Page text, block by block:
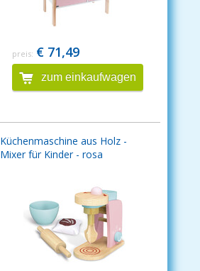
preis: € 71,49
zum einkaufwagen
Küchenmaschine aus Holz -
Mixer für Kinder - rosa